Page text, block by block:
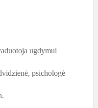
ugdymui
psichologė